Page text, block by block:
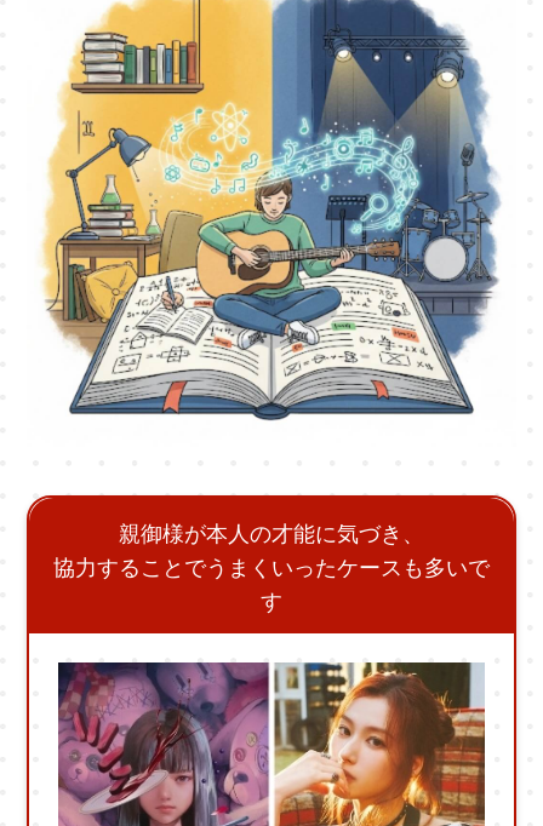
親御様が本人の才能に気づき、
協力することでうまくいったケースも多いで
す